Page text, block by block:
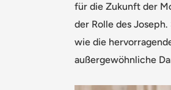
für die Zukunft der
der Rolle des
wie die
außergewöhnliche